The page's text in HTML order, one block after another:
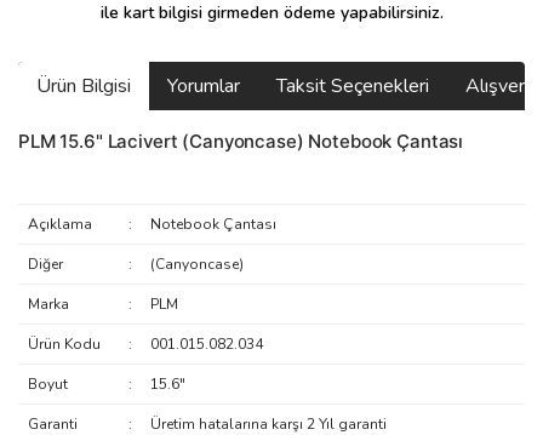
ile kart bilgisi girmeden ödeme yapabilirsiniz.
Ürün Bilgisi Yorumlar Taksit Seçenekleri
PLM 15.6" Lacivert (Canyoncase) Notebook Çantası
Açıklama : Notebook Çantası
Diğer : (Canyoncase)
Marka : PLM
Ürün Kodu : 001.015.082.034
Boyut : 15.6"
Garanti : Üretim hatalarına karşı 2 Yıl garanti